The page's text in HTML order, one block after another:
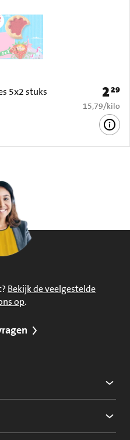
5x2 stuks Prijs:
229
€ 15,79 per
15,79/kilo
Bekijk de veelgestelde
op.